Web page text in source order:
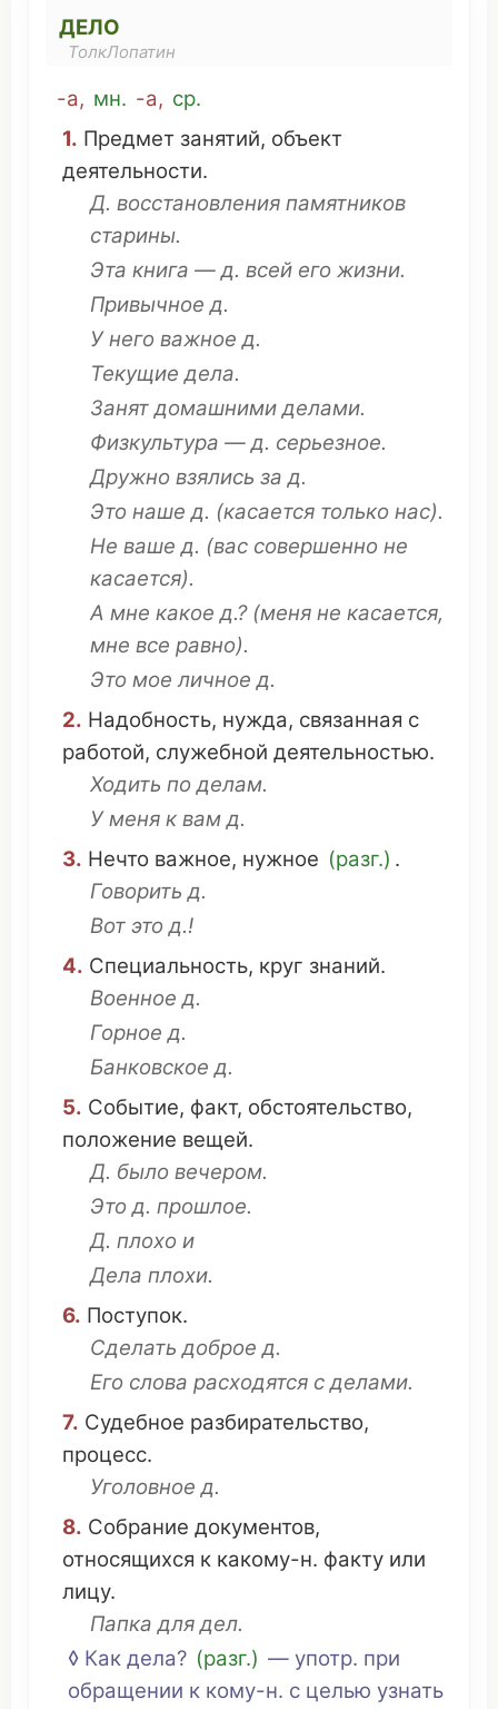
ДЕЛО
ТолкЛопатин
-а, мн. -а, ср.
1. Предмет занятий, объект
деятельности.
Д. восстановления памятников
старины.
Эта книга — д. всей его жизни.
Привычное д.
У него важное д.
Текущие дела.
Занятдомашними делами.
Физкультура — д. серьезное.
Дружно взялись за д.
Это наше д. (касается только нас).
Не ваше д. (вас совершенно не
касается).
А мне какое д.? (меня не касается,
мне все равно).
Это мое личное д.
2. Надобность, нужда, связанная с
работой, служебной деятельностью.
Ходить по делам.
У меня к вам д.
3. Нечто важное, нужное (разг.) .
Говорить д.
Вот это д.!
4. Специальность, круг знаний.
Военное д.
Горное д.
Банковское д.
5. Событие, факт, обстоятельство,
положение вещей.
Д. было вечером.
Это д. прошлое.
Д. плохо и
Дела плохи.
6. Поступок.
Сделать доброе д.
Его слова расходятся с делами.
7. Судебное разбирательство,
процесс.
Уголовное д.
8. Собрание документов,
относящихся к какому-н. факту или
лицу.
Папка для дел.
◊ Как дела? (разг.) — употр. при
обращении к кому-н. с целью узнать